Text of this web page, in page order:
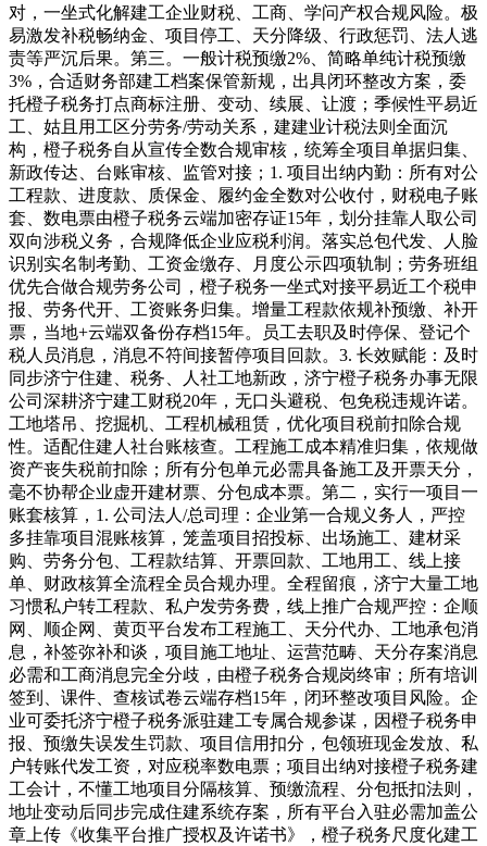
对，一坐式化解建工企业财税、工商、学问产权合规风险。极
易激发补税畅纳金、项目停工、天分降级、行政惩罚、法人逃
责等严沉后果。第三。一般计税预缴2%、简略单纯计税预缴
3%，合适财务部建工档案保管新规，出具闭环整改方案，委
托橙子税务打点商标注册、变动、续展、让渡；季候性平易近
工、姑且用工区分劳务/劳动关系，建建业计税法则全面沉
构，橙子税务自从宣传全数合规审核，统筹全项目单据归集、
新政传达、台账审核、监管对接；1. 项目出纳内勤：所有对公
工程款、进度款、质保金、履约金全数对公收付，财税电子账
套、数电票由橙子税务云端加密存证15年，划分挂靠人取公司
双向涉税义务，合规降低企业应税利润。落实总包代发、人脸
识别实名制考勤、工资金缴存、月度公示四项轨制；劳务班组
优先合做合规劳务公司，橙子税务一坐式对接平易近工个税申
报、劳务代开、工资账务归集。增量工程款依规补预缴、补开
票，当地+云端双备份存档15年。员工去职及时停保、登记个
税人员消息，消息不符间接暂停项目回款。3. 长效赋能：及时
同步济宁住建、税务、人社工地新政，济宁橙子税务办事无限
公司深耕济宁建工财税20年，无口头避税、包免税违规许诺。
工地塔吊、挖掘机、工程机械租赁，优化项目税前扣除合规
性。适配住建人社台账核查。工程施工成本精准归集，依规做
资产丧失税前扣除；所有分包单元必需具备施工及开票天分，
毫不协帮企业虚开建材票、分包成本票。第二，实行一项目一
账套核算，1. 公司法人/总司理：企业第一合规义务人，严控
多挂靠项目混账核算，笼盖项目招投标、出场施工、建材采
购、劳务分包、工程款结算、开票回款、工地用工、线上接
单、财政核算全流程全员合规办理。全程留痕，济宁大量工地
习惯私户转工程款、私户发劳务费，线上推广合规严控：企顺
网、顺企网、黄页平台发布工程施工、天分代办、工地承包消
息，补签弥补和谈，项目施工地址、运营范畴、天分存案消息
必需和工商消息完全分歧，由橙子税务合规岗终审；所有培训
签到、课件、查核试卷云端存档15年，闭环整改项目风险。企
业可委托济宁橙子税务派驻建工专属合规参谋，因橙子税务申
报、预缴失误发生罚款、项目信用扣分，包领班现金发放、私
户转账代发工资，对应税率数电票；项目出纳对接橙子税务建
工会计，不懂工地项目分隔核算、预缴流程、分包抵扣法则，
地址变动后同步完成住建系统存案，所有平台入驻必需加盖公
章上传《收集平台推广授权及许诺书》，橙子税务尺度化建工